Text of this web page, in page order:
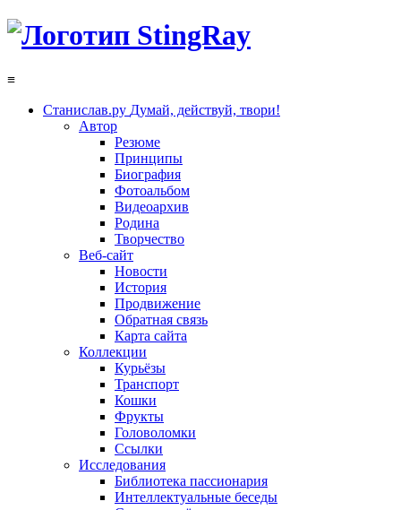
≡
Станислав.ру Думай, действуй, твори!
Автор
Резюме
Принципы
Биография
Фотоальбом
Видеоархив
Родина
Творчество
Веб-сайт
Новости
История
Продвижение
Обратная связь
Карта сайта
Коллекции
Курьёзы
Транспорт
Кошки
Фрукты
Головоломки
Ссылки
Исследования
Библиотека пассионария
Интеллектуальные беседы